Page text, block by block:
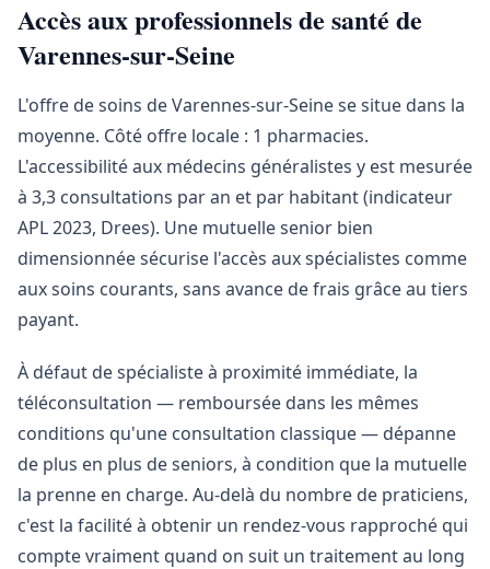
Accès aux professionnels de santé de
Varennes-sur-Seine
L'offre de soins de Varennes-sur-Seine se situe dans la
moyenne. Côté offre locale : 1 pharmacies.
L'accessibilité aux médecins généralistes y est mesurée
à 3,3 consultations par an et par habitant (indicateur
APL 2023, Drees). Une mutuelle senior bien
dimensionnée sécurise l'accès aux spécialistes comme
aux soins courants, sans avance de frais grâce au tiers
payant.
À défaut de spécialiste à proximité immédiate, la
téléconsultation — remboursée dans les mêmes
conditions qu'une consultation classique — dépanne
de plus en plus de seniors, à condition que la mutuelle
la prenne en charge. Au-delà du nombre de praticiens,
c'est la facilité à obtenir un rendez-vous rapproché qui
compte vraiment quand on suit un traitement au long